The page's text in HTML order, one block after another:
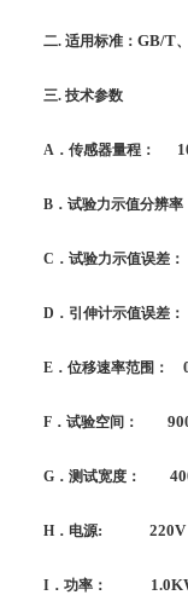
二.适用标准：GB/T
三.技术参数
A ．传感器量程：
B ．试验力示值分辨率
C ．试验力示值误差
D ．引伸计示值误差
E ．位移速率范围：
F ．试验空间：
G ．测试宽度：
H ．电源: 220V /
I ．功率：